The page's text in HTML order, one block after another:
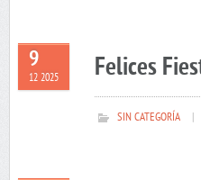
9
12 2025 Felices
SIN CATEGORÍA